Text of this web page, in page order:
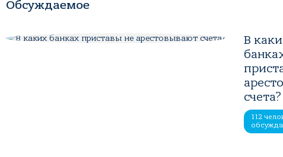
Обсуждаемое
В
счета?
112